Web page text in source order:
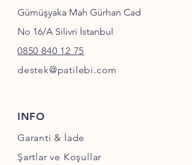
Gümüşyaka Mah Gürhan Cad
No 16/A Silivri İstanbul
0850 840 12 75
destek@patilebi.com
INFO
Garanti & İade
Şartlar ve Koşullar